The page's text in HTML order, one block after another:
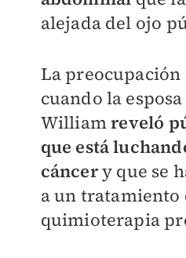
alejada del ojo
La
cuando la
Williamreveló
que está
cáncery que se
a un tratamiento
quimioterapia